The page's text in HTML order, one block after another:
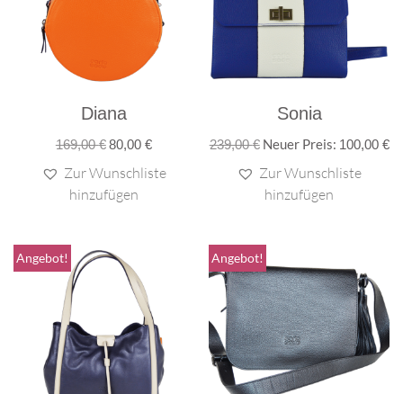
Diana
169,00€80,00 €
Zur Wunschliste
hinzufügen
Sonia
239,00€ Neuer Preis: 100,00 €
Zur Wunschliste
hinzufügen
Angebot! Angebot!